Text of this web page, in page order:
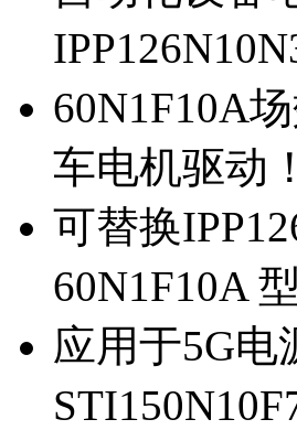
60N1F10A
车电机驱动！
可替换
60N1F10A
应用于5G电